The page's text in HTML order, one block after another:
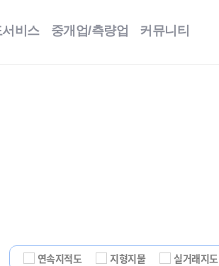
비스 중개업/측량업 커뮤니티
연속지적도 지형지물 실거래지도